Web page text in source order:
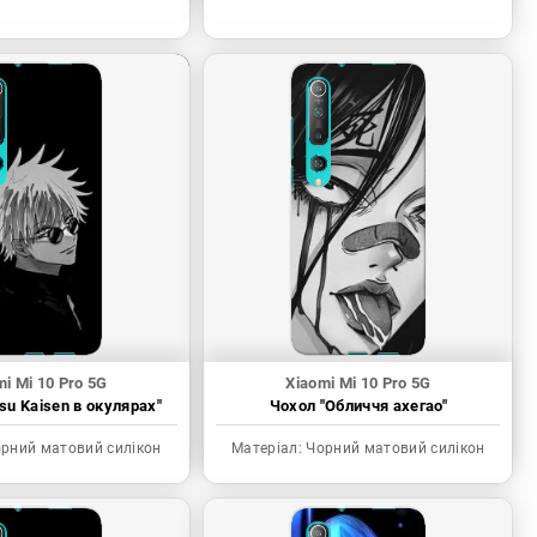
Mi 10 Pro 5G
Kaisen в окулярах"
матовий силікон
Xiaomi Mi 10 Pro 5G
Чохол "Обличчя ахегао"
Матеріал: Чорний матовий силікон